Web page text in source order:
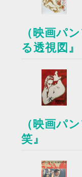
（映画パ
る透視図』
（映画パ
笑』